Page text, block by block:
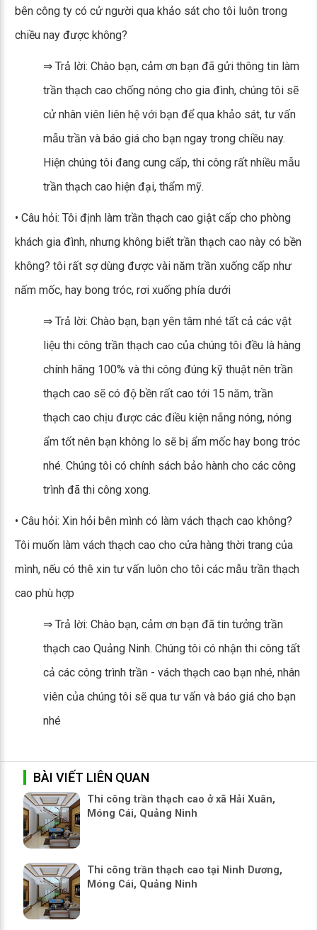
bên công ty có cử người qua khảo sát cho tôi luôn trong
chiều nay được không?
⇒ Trả lời: Chào bạn, cảm ơn bạn đã gửi thông tin làm
trần thạch cao chống nóng cho gia đình, chúng tôi sẽ
cử nhân viên liên hệ với bạn để qua khảo sát, tư vấn
mẫu trần và báo giá cho bạn ngay trong chiều nay.
Hiện chúng tôi đang cung cấp, thi công rất nhiều mẫu
trần thạch cao hiện đại, thẩm mỹ.
• Câu hỏi: Tôi định làm trần thạch cao giật cấp cho phòng
khách gia đình, nhưng không biết trần thạch cao này có bền
không? tôi rất sợ dùng được vài năm trần xuống cấp như
nấm mốc, hay bong tróc, rơi xuống phía dưới
⇒ Trả lời: Chào bạn, bạn yên tâm nhé tất cả các vật
liệu thi công trần thạch cao của chúng tôi đều là hàng
chính hãng 100% và thi công đúng kỹ thuật nên trần
thạch cao sẽ có độ bền rất cao tới 15 năm, trần
thạch cao chịu được các điều kiện nắng nóng, nóng
ẩm tốt nên bạn không lo sẽ bị ẩm mốc hay bong tróc
nhé. Chúng tôi có chính sách bảo hành cho các công
trình đã thi công xong.
• Câu hỏi: Xin hỏi bên mình có làm vách thạch cao không?
Tôi muốn làm vách thạch cao cho cửa hàng thời trang của
mình, nếu có thê xin tư vấn luôn cho tôi các mẫu trần thạch
cao phù hợp
⇒ Trả lời: Chào bạn, cảm ơn bạn đã tin tưởng trần
thạch cao Quảng Ninh. Chúng tôi có nhận thi công tất
cả các công trình trần - vách thạch cao bạn nhé, nhân
viên của chúng tôi sẽ qua tư vấn và báo giá cho bạn
nhé
BÀI VIẾT LIÊN QUAN
Thi công trần thạch cao ở xã Hải Xuân,
Móng Cái, Quảng Ninh
Thi công trần thạch cao tại Ninh Dương,
Móng Cái, Quảng Ninh